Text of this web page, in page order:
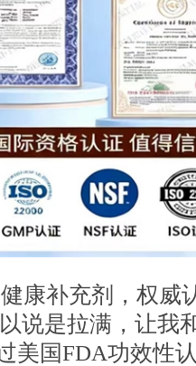
康补充剂，权威
说是拉满，让我
美国FDA功效性